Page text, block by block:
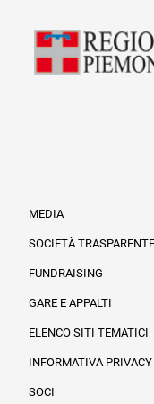
MEDIA
SOCIETÀ TRASPARENTE
FUNDRAISING
GARE E APPALTI
ELENCO SITI TEMATICI
INFORMATIVA PRIVACY
SOCI